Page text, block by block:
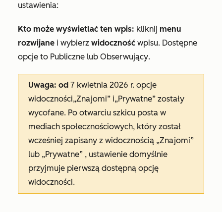
ustawienia:
Kto może wyświetlać ten wpis: kliknij menu
rozwijane i wybierz widoczność wpisu. Dostępne
opcje to Publiczne lub Obserwujący.
Uwaga: od 7 kwietnia 2026 r. opcje
widoczności„Znajomi” i„Prywatne” zostały
wycofane. Po otwarciu szkicu posta w
mediach społecznościowych, który został
wcześniej zapisany z widocznością „Znajomi”
lub „Prywatne” , ustawienie domyślnie
przyjmuje pierwszą dostępną opcję
widoczności.